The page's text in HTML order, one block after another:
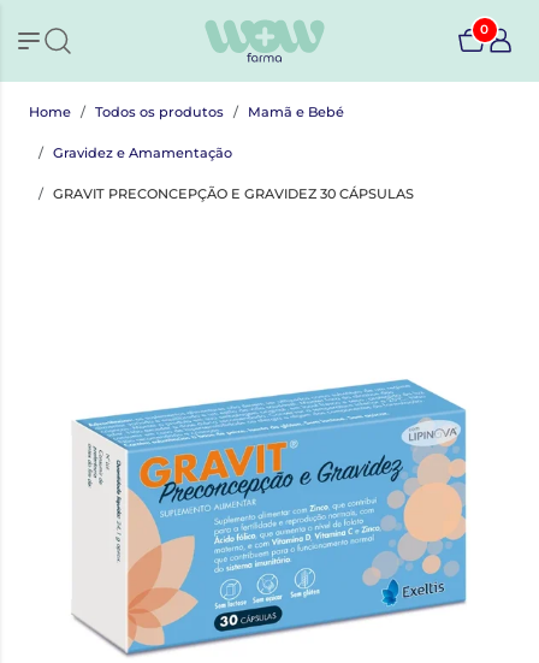
0
Home Todos os produtos Mamã e Bebé
Gravidez e Amamentação
GRAVIT PRECONCEPÇÃO E GRAVIDEZ 30 CÁPSULAS